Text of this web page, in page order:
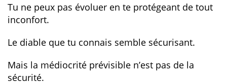
Tu ne peux pas évoluer en te protégeant de tout
inconfort.
Le diable que tu connais semble sécurisant.
Mais la médiocrité prévisible n’est pas de la
sécurité.